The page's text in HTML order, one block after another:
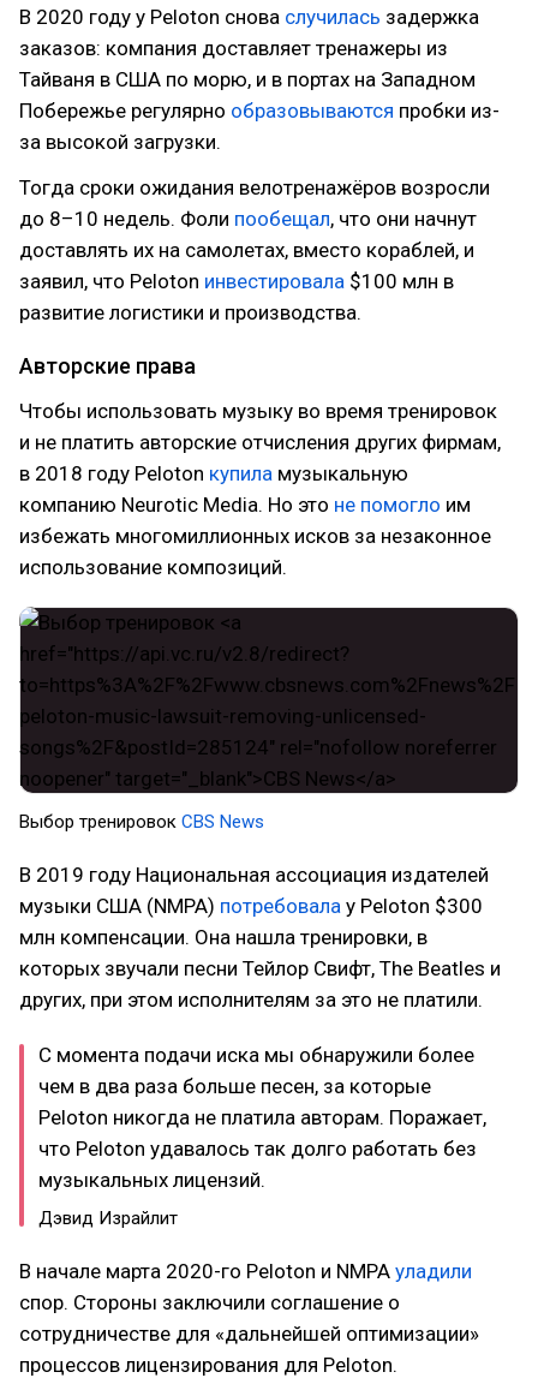
В 2020 году у Peloton снова случилась задержка
заказов: компания доставляет тренажеры из
Тайваня в США по морю, и в портах на Западном
Побережье регулярно образовываются пробки из-
за высокой загрузки.
Тогда сроки ожидания велотренажёров возросли
до 8–10 недель. Фоли пообещал, что они начнут
доставлять их на самолетах, вместо кораблей, и
заявил, что Peloton инвестировала $100 млн в
развитие логистики и производства.
Авторские права
Чтобы использовать музыку во время тренировок
и не платить авторские отчисления других фирмам,
в 2018 году Peloton купила музыкальную
компанию Neurotic Media. Но это не помогло им
избежать многомиллионных исков за незаконное
использование композиций.
Выбор тренировок CBS News
В 2019 году Национальная ассоциация издателей
музыки США (NMPA) потребовала у Peloton $300
млн компенсации. Она нашла тренировки, в
которых звучали песни Тейлор Свифт, The Beatles и
других, при этом исполнителям за это не платили.
С момента подачи иска мы обнаружили более
чем в два раза больше песен, за которые
Peloton никогда не платила авторам. Поражает,
что Peloton удавалось так долго работать без
музыкальных лицензий.
Дэвид Израйлит
В начале марта 2020-го Peloton и NMPA уладили
спор. Стороны заключили соглашение о
сотрудничестве для «дальнейшей оптимизации»
процессов лицензирования для Peloton.